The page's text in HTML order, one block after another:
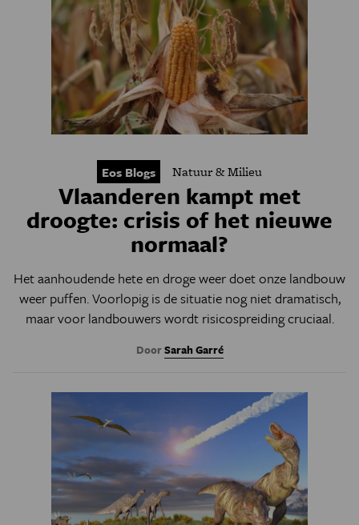
Eos Blogs Natuur & Milieu
Vlaanderen kampt met
droogte: crisis of het nieuwe
normaal?
Het aanhoudende hete en droge weer doet onze landbouw
weer puffen. Voorlopig is de situatie nog niet dramatisch,
maar voor landbouwers wordt risicospreiding cruciaal.
DoorSarah Garré